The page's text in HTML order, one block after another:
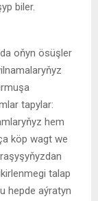
biler.
oňyn ösüşler
tapylar:
hem
köp wagt we
talap
hepde aýratyn